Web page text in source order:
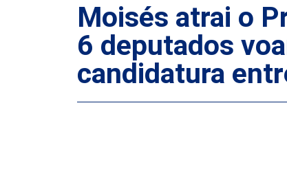
Moisés atrai o
6 deputados
candidatura